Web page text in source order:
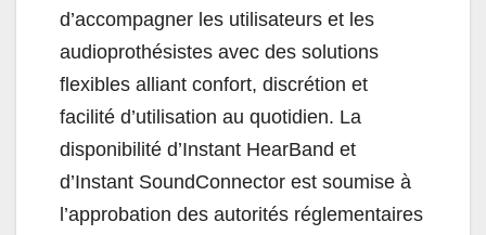
d’accompagner les utilisateurs et les
audioprothésistes avec des solutions
flexibles alliant confort, discrétion et
facilité d’utilisation au quotidien. La
disponibilité d’Instant HearBand et
d’Instant SoundConnector est soumise à
l’approbation des autorités réglementaires